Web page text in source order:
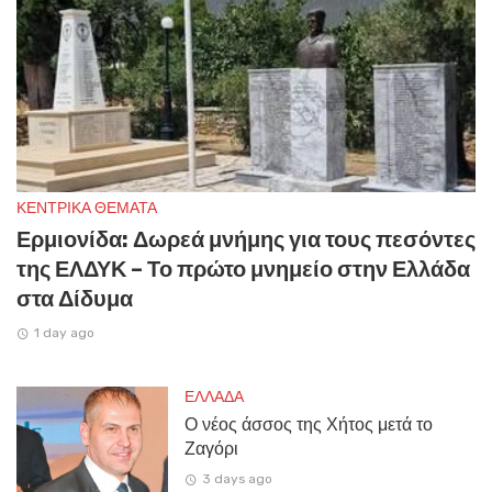
ΚΕΝΤΡΙΚΑ ΘΕΜΑΤΑ
Ερμιονίδα: Δωρεά μνήμης για τους πεσόντες
της ΕΛΔΥΚ – Το πρώτο μνημείο στην Ελλάδα
στα Δίδυμα
1 day ago
ΕΛΛΑΔΑ
Ο νέος άσσος της Χήτος μετά το
Ζαγόρι
3 days ago